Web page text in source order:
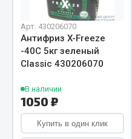
Лента конвейерная
Манжеты
Паронит
Патрубки
Рукава высокого давления
Показать
Арт. 430206070
Антифриз X-Freeze
-40С 5кг зеленый
Classic 430206070
В наличии
1050 ₽
Купить в один клик